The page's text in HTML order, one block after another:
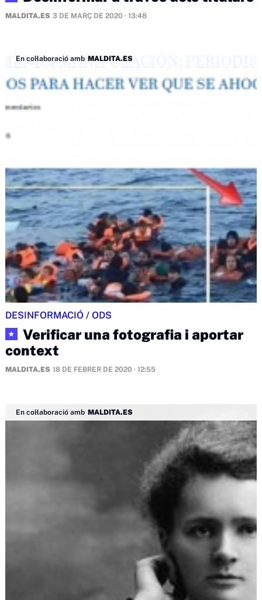
MALDITA.ES 3 DE MARÇ DE 2020 · 13:48
En col·laboració amb MALDITA.ES
DESINFORMACIÓ / ODS
★
Verificar una fotografia i aportar
context
MALDITA.ES 18 DE FEBRER DE 2020 · 12:55
En col·laboració amb MALDITA.ES